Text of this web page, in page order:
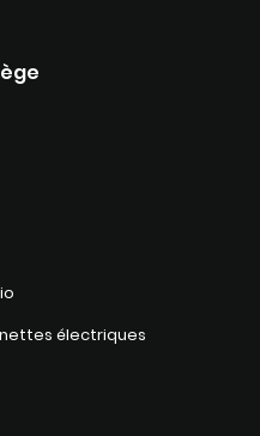
électriques